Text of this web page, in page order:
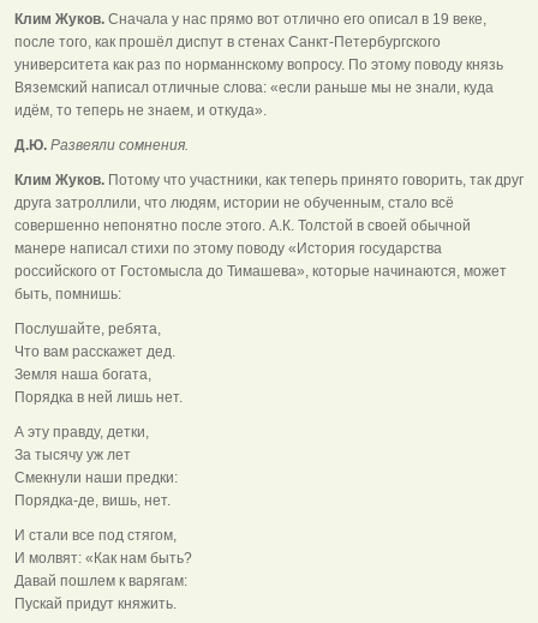
Клим Жуков. Сначала у нас прямо вот отлично его описал в 19 веке,
после того, как прошёл диспут в стенах Санкт-Петербургского
университета как раз по норманнскому вопросу. По этому поводу князь
Вяземский написал отличные слова: «если раньше мы не знали, куда
идём, то теперь не знаем, и откуда».
Д.Ю. Развеяли сомнения.
Клим Жуков. Потому что участники, как теперь принято говорить, так друг
друга затроллили, что людям, истории не обученным, стало всё
совершенно непонятно после этого. А.К. Толстой в своей обычной
манере написал стихи по этому поводу «История государства
российского от Гостомысла до Тимашева», которые начинаются, может
быть, помнишь:
Послушайте, ребята,
Что вам расскажет дед.
Земля наша богата,
Порядка в ней лишь нет.
А эту правду, детки,
За тысячу уж лет
Смекнули наши предки:
Порядка-де, вишь, нет.
И стали все под стягом,
И молвят: «Как нам быть?
Давай пошлем к варягам:
Пускай придут княжить.